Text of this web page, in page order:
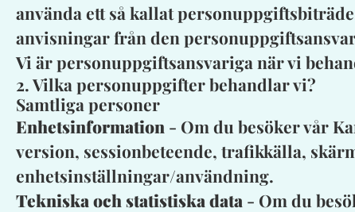
använda ett så kallat
anvisningar från den
Vi är personuppgiftsansvariga när vi
2. Vilka personuppgifter behandlar vi?
Samtliga personer
Enhetsinformation - Om du besöker vår
version, sessionbeteende, trafikkälla,
enhetsinställningar/användning.
Tekniska och statistiska data - Om du